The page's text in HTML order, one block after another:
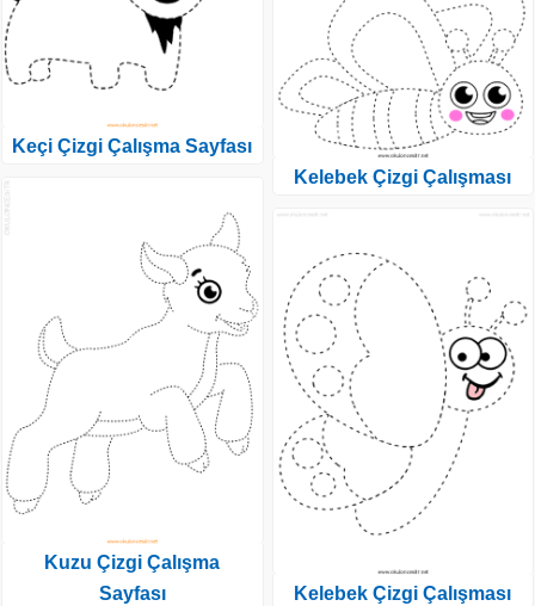
Keçi Çizgi Çalışma Sayfası
Kuzu Çizgi Çalışma
Sayfası
Kelebek Çizgi Çalışması
Kelebek Çizgi Çalışması